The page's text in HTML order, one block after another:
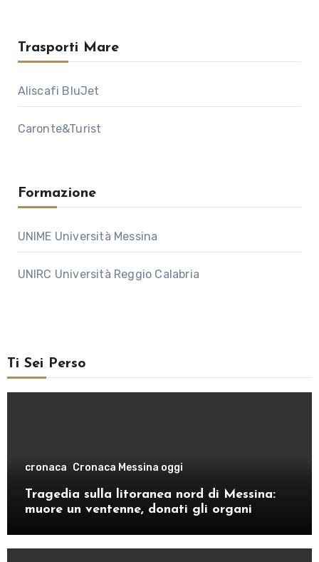
Trasporti Mare
Aliscafi BluJet
Caronte&Turist
Formazione
UNIME Università Messina
UNIRC Università Reggio Calabria
Ti Sei Perso
cronaca Cronaca Messina oggi
Tragedia sulla litoranea nord di Messina:
muore un ventenne, donati gli organi